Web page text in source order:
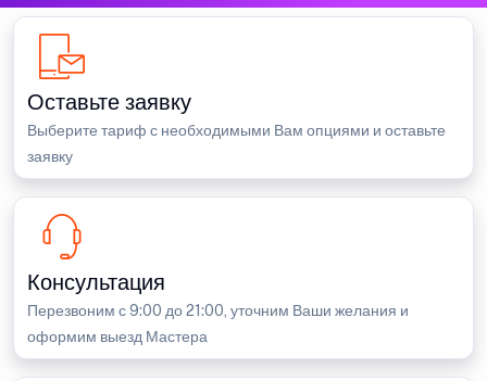
Оставьте заявку
Выберите тариф с необходимыми Вам опциями и оставьте
заявку
Консультация
Перезвоним с 9:00 до 21:00, уточним Ваши желания и
оформим выезд Мастера